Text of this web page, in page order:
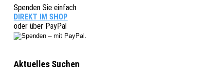
Spenden Sie einfach
DIREKT IM SHOP
oder über PayPal
Aktuelles Suchen